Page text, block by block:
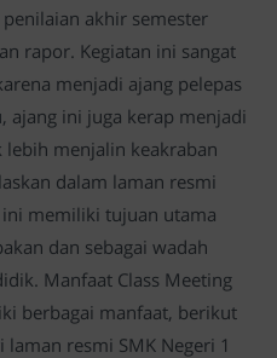
akhir semester
rapor. Kegiatan ini sangat
menjadi ajang pelepas
ajang ini juga kerap menjadi
menjalin keakraban
dalam laman resmi
memiliki tujuan utama
dan sebagai wadah
Manfaat Class Meeting
berbagai manfaat, berikut
resmi SMK Negeri 1